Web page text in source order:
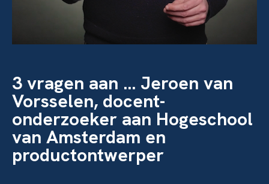
3 vragen aan ... Jeroen van
Vorsselen, docent-
onderzoeker aan Hogeschool
van Amsterdam en
productontwerper